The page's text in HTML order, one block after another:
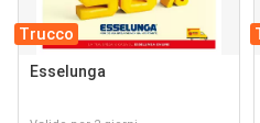
Trucco
Esselunga